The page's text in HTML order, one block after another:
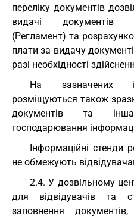
переліку документів
видачі документів
(Регламент) та
плати за видачу
разі необхідності
На зазначених
розміщуються також
документів та
господарювання
Інформаційні стенди
не обмежують
2.4. У дозвільному
для відвідувачів та
заповнення